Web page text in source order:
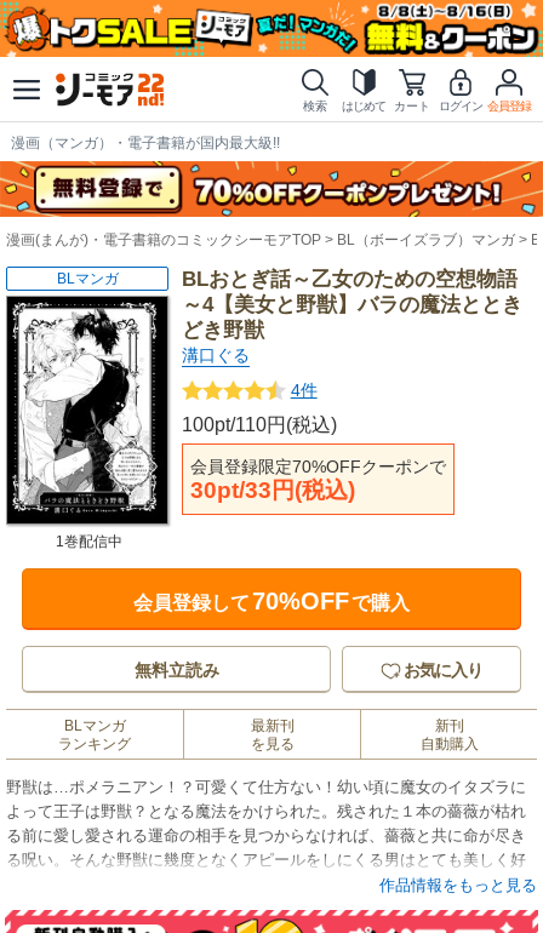
検索 はじめて カート ログイン 会員登録
漫画（マンガ）・電子書籍が国内最大級!!
漫画(まんが)・電子書籍のコミックシーモアTOP BL（ボーイズラブ）マンガ
BLおとぎ話～乙女のための空想物語
～4【美女と野獣】バラの魔法ととき
どき野獣
溝口ぐる
4件
100pt/110円(税込)
会員登録限定70%OFFクーポンで
30pt/33円(税込)
BLマンガ
1巻配信中
会員登録して70%OFFで購入
無料立読み お気に入り
BLマンガ
ランキング
最新刊
を見る
新刊
自動購入
野獣は…ポメラニアン！？可愛くて仕方ない！幼い頃に魔女のイタズラに
よって王子は野獣？となる魔法をかけられた。残された１本の薔薇が枯れ
る前に愛し愛される運命の相手を見つからなければ、薔薇と共に命が尽き
る呪い。そんな野獣に幾度となくアピールをしにくる男はとても美しく好
みだったが、素直に受け入れる事が出来ずにいた。そんなある日、いつも
のように訪ねてきた美しい男を手に入れようと大事な薔薇に手をかける女
作品情報をもっと見る